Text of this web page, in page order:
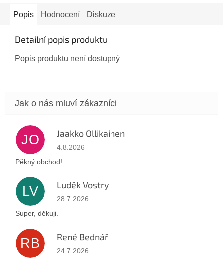
Popis Hodnocení Diskuze
Detailní popis produktu
Popis produktu není dostupný
JO Jaakko Ollikainen
Hodnocení obchodu je 5 z 5 hvězdiček.
4.8.2026
Pěkný obchod!
LV Luděk Vostry
Hodnocení obchodu je 5 z 5 hvězdiček.
28.7.2026
Super, děkuji.
RB René Bednář
Hodnocení obchodu je 5 z 5 hvězdiček.
24.7.2026